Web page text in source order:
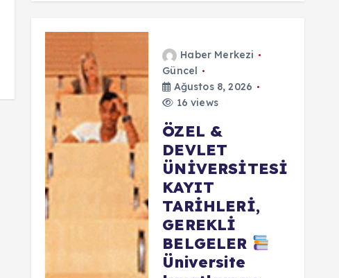
Haber Merkezi
Güncel
Ağustos 8, 2026
16 views
ÖZEL &
DEVLET
ÜNİVERSİTESİ
KAYIT
TARİHLERİ,
GEREKLİ
BELGELER
Üniversite